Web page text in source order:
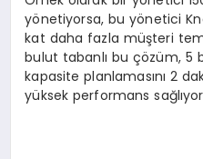
yönetiyorsa, bu yönetici
kat daha fazla müşteri
bulut tabanlı bu çözüm, 5
kapasite planlamasını 2
yüksek performans